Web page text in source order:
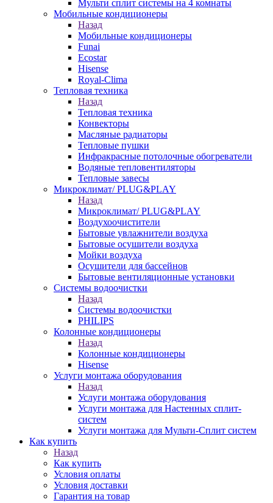
Мульти сплит системы на 4 комнаты
Мобильные кондиционеры
Назад
Мобильные кондиционеры
Funai
Ecostar
Hisense
Royal-Clima
Тепловая техника
Назад
Тепловая техника
Конвекторы
Масляные радиаторы
Тепловые пушки
Инфракрасные потолочные обогреватели
Водяные тепловентиляторы
Тепловые завесы
Микроклимат/ PLUG&PLAY
Назад
Микроклимат/ PLUG&PLAY
Воздухоочистители
Бытовые увлажнители воздуха
Бытовые осушители воздуха
Мойки воздуха
Осушители для бассейнов
Бытовые вентиляционные установки
Системы водоочистки
Назад
Системы водоочистки
PHILIPS
Колонные кондиционеры
Назад
Колонные кондиционеры
Hisense
Услуги монтажа оборудования
Назад
Услуги монтажа оборудования
Услуги монтажа для Настенных сплит-
систем
Услуги монтажа для Мульти-Сплит систем
Как купить
Назад
Как купить
Условия оплаты
Условия доставки
Гарантия на товар